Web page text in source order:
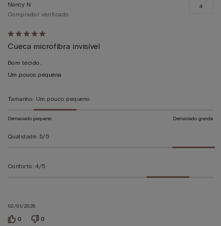
Atribuiu
5
em
5
02/01/2026
Nancy N
Comprador verificado
Cueca microfibra invisível
Bom tecido.
Um pouco pequena
4
Tamanho: Um pouco pequeno
Demasiado pequeno Demasiado grande
Qualidade: 5/5
Conforto: 4/5
0 0